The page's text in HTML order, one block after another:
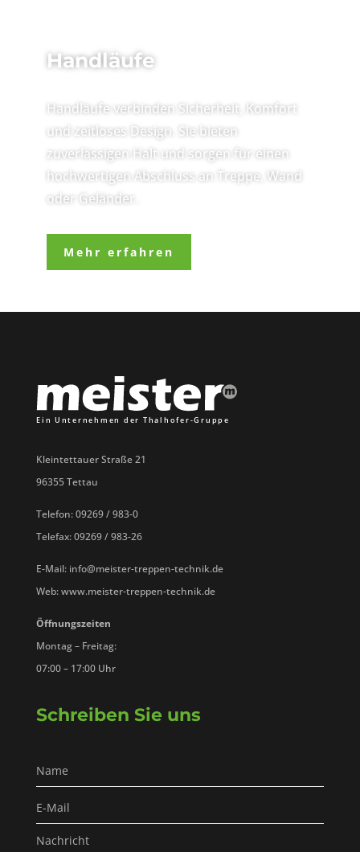
Handläufe
Handläufe verbinden Sicherheit, Komfort
und zeitloses Design. Sie bieten
zuverlässigen Halt und sorgen für einen
hochwertigen Abschluss an Treppe, Wand
oder Geländer.
Mehr erfahren
Kleintettauer Straße 21
96355 Tettau
Telefon: 09269 / 983-0
Telefax: 09269 / 983-26
E-Mail: info@meister-treppen-technik.de
Web: www.meister-treppen-technik.de
Öffnungszeiten
Montag – Freitag:
07:00 – 17:00 Uhr
Schreiben Sie uns